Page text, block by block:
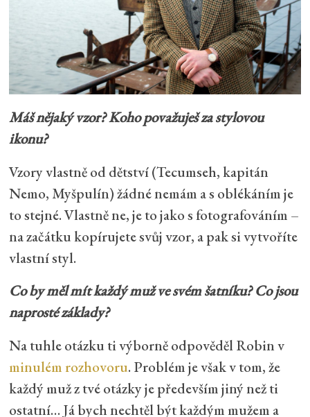
Máš nějaký vzor? Koho považuješ za stylovou
ikonu?
Vzory vlastně od dětství (Tecumseh, kapitán
Nemo, Myšpulín) žádné nemám a s oblékáním je
to stejné. Vlastně ne, je to jako s fotografováním –
na začátku kopírujete svůj vzor, a pak si vytvoříte
vlastní styl.
Co by měl mít každý muž ve svém šatníku? Co jsou
naprosté základy?
Na tuhle otázku ti výborně odpověděl Robin v
minulém rozhovoru. Problém je však v tom, že
každý muž z tvé otázky je především jiný než ti
ostatní… Já bych nechtěl být každým mužem a